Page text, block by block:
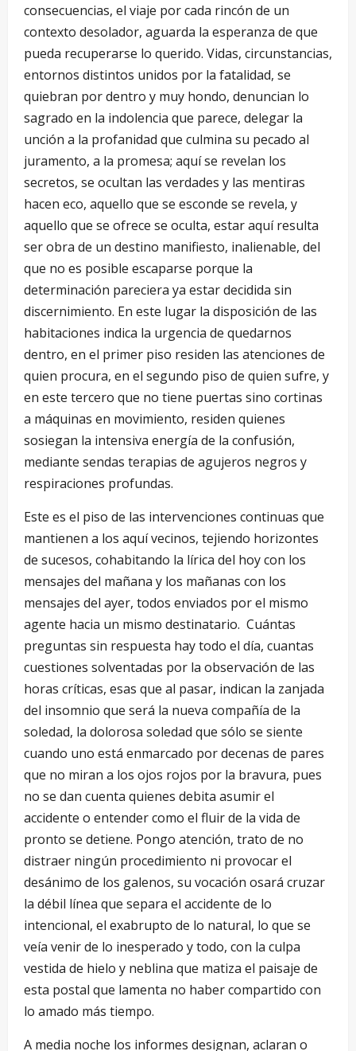
consecuencias, el viaje por cada rincón de un
contexto desolador, aguarda la esperanza de que
pueda recuperarse lo querido. Vidas, circunstancias,
entornos distintos unidos por la fatalidad, se
quiebran por dentro y muy hondo, denuncian lo
sagrado en la indolencia que parece, delegar la
unción a la profanidad que culmina su pecado al
juramento, a la promesa; aquí se revelan los
secretos, se ocultan las verdades y las mentiras
hacen eco, aquello que se esconde se revela, y
aquello que se ofrece se oculta, estar aquí resulta
ser obra de un destino manifiesto, inalienable, del
que no es posible escaparse porque la
determinación pareciera ya estar decidida sin
discernimiento. En este lugar la disposición de las
habitaciones indica la urgencia de quedarnos
dentro, en el primer piso residen las atenciones de
quien procura, en el segundo piso de quien sufre, y
en este tercero que no tiene puertas sino cortinas
a máquinas en movimiento, residen quienes
sosiegan la intensiva energía de la confusión,
mediante sendas terapias de agujeros negros y
respiraciones profundas.
Este es el piso de las intervenciones continuas que
mantienen a los aquí vecinos, tejiendo horizontes
de sucesos, cohabitando la lírica del hoy con los
mensajes del mañana y los mañanas con los
mensajes del ayer, todos enviados por el mismo
agente hacia un mismo destinatario. Cuántas
preguntas sin respuesta hay todo el día, cuantas
cuestiones solventadas por la observación de las
horas críticas, esas que al pasar, indican la zanjada
del insomnio que será la nueva compañía de la
soledad, la dolorosa soledad que sólo se siente
cuando uno está enmarcado por decenas de pares
que no miran a los ojos rojos por la bravura, pues
no se dan cuenta quienes debita asumir el
accidente o entender como el fluir de la vida de
pronto se detiene. Pongo atención, trato de no
distraer ningún procedimiento ni provocar el
desánimo de los galenos, su vocación osará cruzar
la débil línea que separa el accidente de lo
intencional, el exabrupto de lo natural, lo que se
veía venir de lo inesperado y todo, con la culpa
vestida de hielo y neblina que matiza el paisaje de
esta postal que lamenta no haber compartido con
lo amado más tiempo.
A media noche los informes designan, aclaran o